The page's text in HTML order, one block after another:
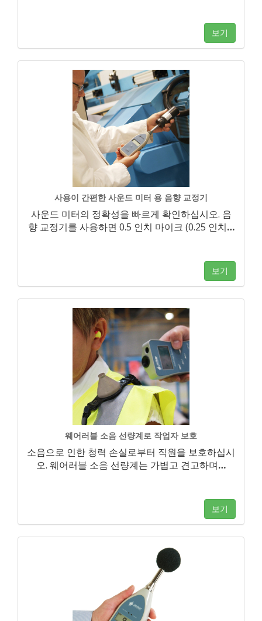
보기
사용이 간편한 사운드 미터 용 음향 교정기
사운드 미터의 정확성을 빠르게 확인하십시오. 음
향 교정기를 사용하면 0.5 인치 마이크 (0.25 인치…
보기
웨어러블 소음 선량계로 작업자 보호
소음으로 인한 청력 손실로부터 직원을 보호하십시
오. 웨어러블 소음 선량계는 가볍고 견고하며…
보기